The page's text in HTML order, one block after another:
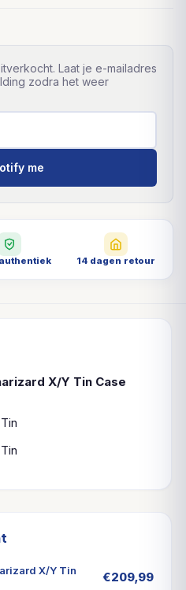
Laat je e-mailadres
zodra het weer
me
14 dagen retour
X/Y Tin Case
X/Y Tin
€209,99